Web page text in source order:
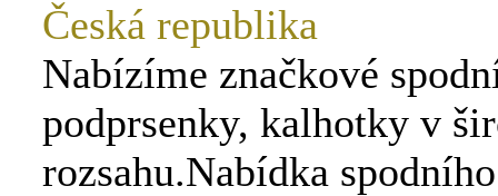
Česká republika
Nabízíme značkové
podprsenky, kalhotky v
rozsahu.Nabídka